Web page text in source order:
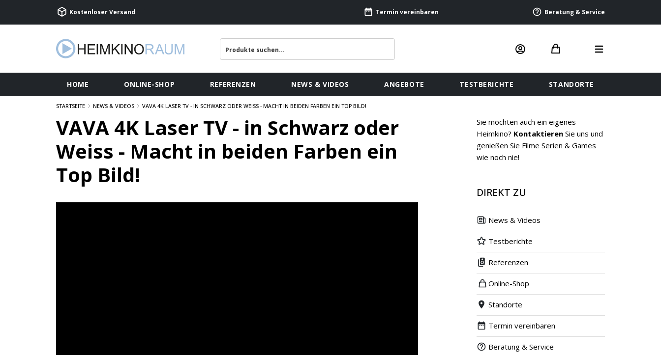
Kostenloser Versand Termin vereinbaren Beratung & Service
HOME ONLINE-SHOP REFERENZEN NEWS & VIDEOS ANGEBOTE TESTBERICHTE STANDORTE
STARTSEITE NEWS & VIDEOS VAVA 4K LASER TV - IN SCHWARZ ODER WEISS - MACHT IN BEIDEN FARBEN EIN TOP BILD!
VAVA 4K Laser TV - in Schwarz oder
Weiss - Macht in beiden Farben ein
Top Bild!
Sie möchten auch ein eigenes
Heimkino? Kontaktieren Sie uns und
genießen Sie Filme Serien & Games
wie noch nie!
DIREKT ZU
News & Videos
Testberichte
Referenzen
Online-Shop
Standorte
Termin vereinbaren
Beratung & Service